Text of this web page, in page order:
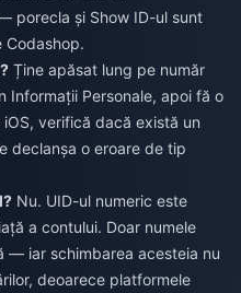
porecla și Show ID-ul sunt
Codashop.
Ține apăsat lung pe număr
Informații Personale, apoi fă o
verifică dacă există un
declanșa o eroare de tip
Nu. UID-ul numeric este
a contului. Doar numele
— iar schimbarea acesteia nu
deoarece platformele